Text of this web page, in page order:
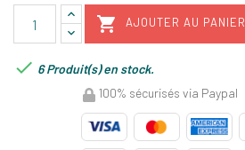
 AJOUTER AU PANIER
 6 Produit(s) en stock.
100% sécurisés via Paypal